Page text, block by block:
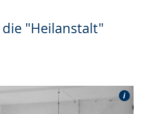
die "Heilanstalt"